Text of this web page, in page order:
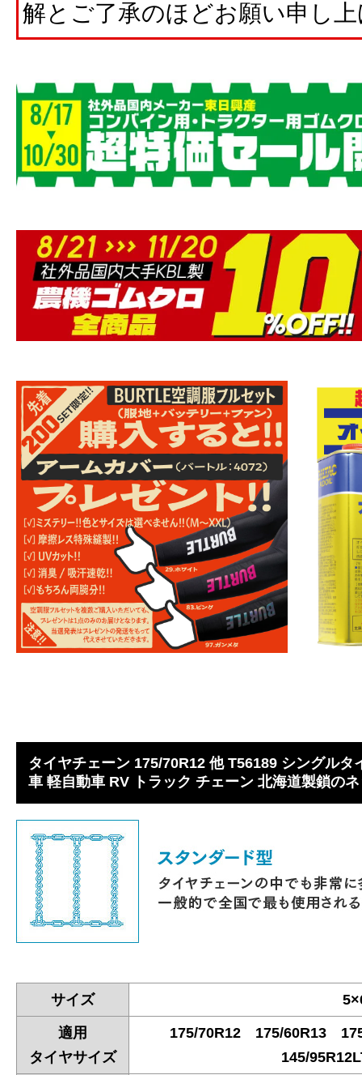
解とご了承のほどお願い申し
タイヤチェーン 175/70R12 他 T56189 シングルタ
車 軽自動車 RV トラック チェーン 北海道製鎖の
サイズ
適用
タイヤサイズ
175/70R12 175/60R13
145/